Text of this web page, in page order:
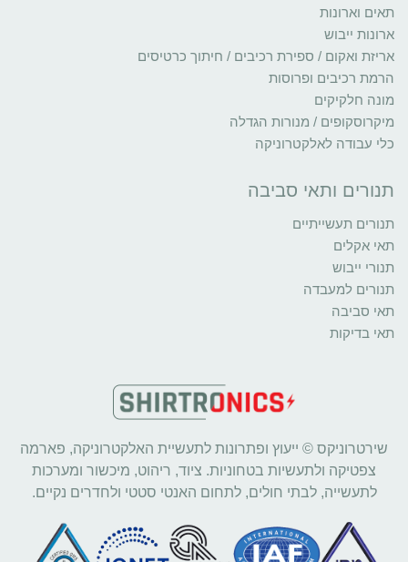
תאים וארונות
ארונות ייבוש
אריזת ואקום / ספירת רכיבים / חיתוך כרטיסים
הרמת רכיבים ופרוסות
מונה חלקיקים
מיקרוסקופים / מנורות הגדלה
כלי עבודה לאלקטרוניקה
תנורים ותאי סביבה
תנורים תעשייתיים
תאי אקלים
תנורי ייבוש
תנורים למעבדה
תאי סביבה
תאי בדיקות
שירטרוניקס © ייעוץ ופתרונות לתעשיית האלקטרוניקה, פארמה
צפטיקה ולתעשיות בטחוניות. ציוד, ריהוט, מיכשור ומערכות
לתעשייה, לבתי חולים, לתחום האנטי סטטי ולחדרים נקיים.